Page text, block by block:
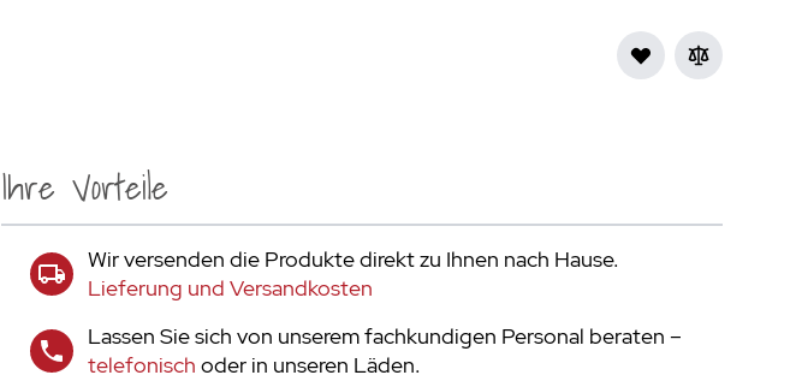
Ihre Vorteile
Wir versenden die Produkte direkt zu Ihnen nach Hause.
Lieferung und Versandkosten
Lassen Sie sich von unserem fachkundigen Personal beraten –
telefonisch oder in unseren Läden.